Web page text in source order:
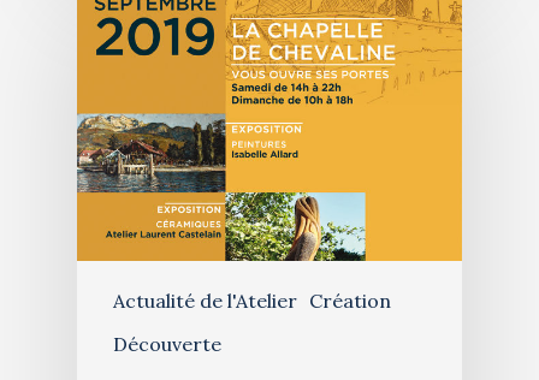
Actualité de l'Atelier Création
Découverte